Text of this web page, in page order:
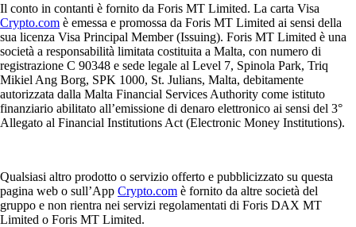
Il conto in contanti è fornito da Foris MT Limited. La carta Visa
Crypto.com è emessa e promossa da Foris MT Limited ai sensi della
sua licenza Visa Principal Member (Issuing). Foris MT Limited è una
società a responsabilità limitata costituita a Malta, con numero di
registrazione C 90348 e sede legale al Level 7, Spinola Park, Triq
Mikiel Ang Borg, SPK 1000, St. Julians, Malta, debitamente
autorizzata dalla Malta Financial Services Authority come istituto
finanziario abilitato all’emissione di denaro elettronico ai sensi del 3°
Allegato al Financial Institutions Act (Electronic Money Institutions).
Qualsiasi altro prodotto o servizio offerto e pubblicizzato su questa
pagina web o sull’App Crypto.com è fornito da altre società del
gruppo e non rientra nei servizi regolamentati di Foris DAX MT
Limited o Foris MT Limited.